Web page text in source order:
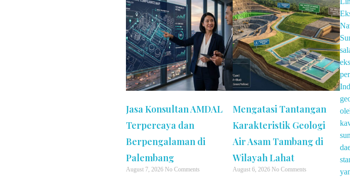
Jasa Konsultan AMDAL
Terpercaya dan
Berpengalaman di
Palembang
August 7, 2026 No Comments
Mengatasi Tantangan
Karakteristik Geologi
Air Asam Tambang di
Wilayah Lahat
August 6, 2026 No Comments